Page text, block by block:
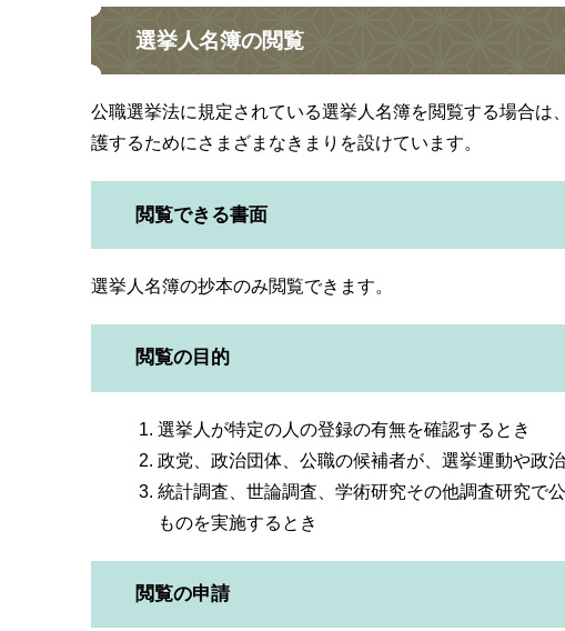
選挙人名簿の閲覧
公職選挙法に規定されている選挙人名簿を閲覧する場合
護するためにさまざまなきまりを設けています。
閲覧できる書面
選挙人名簿の抄本のみ閲覧できます。
閲覧の目的
選挙人が特定の人の登録の有無を確認するとき
政党、政治団体、公職の候補者が、選挙運動や政
統計調査、世論調査、学術研究その他調査研究で
ものを実施するとき
閲覧の申請